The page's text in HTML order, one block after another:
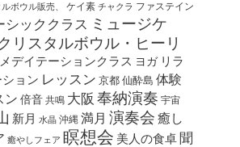
ボウル販売、 ケイ素 チャクラ ファステイン
シッククラス ミュージケ
リスタルボウル・ヒーリ
メデイテーションクラス ヨガ リラ
ション レッスン 京都 仙酔島 体験
ン 倍音 共鳴 大阪 奉納演奏 宇宙
新月 水晶 沖縄 満月 演奏会 癒し
癒やしフェア 瞑想会 美人の食卓 聞